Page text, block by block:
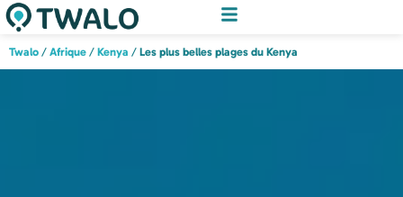
Twalo / Afrique / Kenya / Les plus belles plages du Kenya